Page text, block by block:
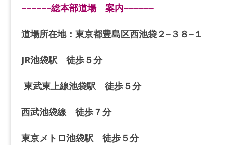
−−−−−−総本部道場 案内−−−−−−
道場所在地：東京都豊島区西池袋２−３８−１
JR池袋駅 徒歩５分
東武東上線池袋駅 徒歩５分
西武池袋線 徒歩７分
東京メトロ池袋駅 徒歩５分